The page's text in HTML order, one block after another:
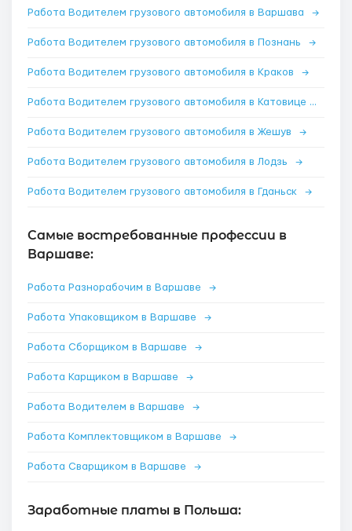
Работа Водителем грузового автомобиля в Варшава →
Работа Водителем грузового автомобиля в Познань →
Работа Водителем грузового автомобиля в Краков →
Работа Водителем грузового автомобиля в Катовице→
Работа Водителем грузового автомобиля в Жешув →
Работа Водителем грузового автомобиля в Лодзь →
Работа Водителем грузового автомобиля в Гданьск →
Самые востребованные профессии в
Варшаве:
Работа Разнорабочим в Варшаве →
Работа Упаковщиком в Варшаве →
Работа Сборщиком в Варшаве →
Работа Карщиком в Варшаве →
Работа Водителем в Варшаве →
Работа Комплектовщиком в Варшаве →
Работа Сварщиком в Варшаве →
Заработные платы в Польша: